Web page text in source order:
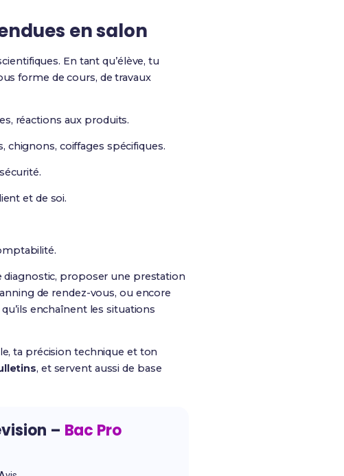
en salon
En tant qu’élève, tu
forme de cours, de travaux
réactions aux produits.
chignons, coiffages spécifiques.
et de soi.
diagnostic, proposer une prestation
de rendez-vous, ou encore
enchaînent les situations
ta précision technique et ton
, et servent aussi de base
– Bac Pro